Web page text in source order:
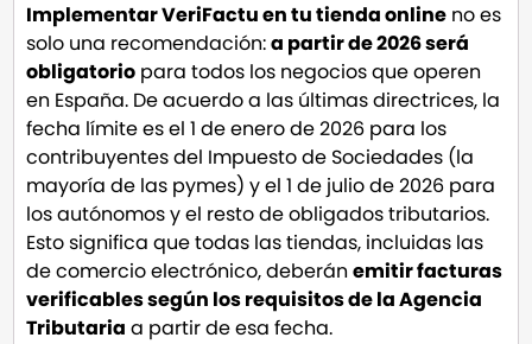
Implementar VeriFactu en tu tienda online no es
solo una recomendación:a partir de 2026 será
obligatorio para todos los negocios que operen
en España. De acuerdo a las últimas directrices, la
fecha límite es el 1 de enero de 2026 para los
contribuyentes del Impuesto de Sociedades (la
mayoría de las pymes) y el 1 de julio de 2026 para
los autónomos y el resto de obligados tributarios.
Esto significa que todas las tiendas, incluidas las
de comercio electrónico, deberánemitir facturas
verificables según los requisitos de la Agencia
Tributaria a partir de esa fecha.